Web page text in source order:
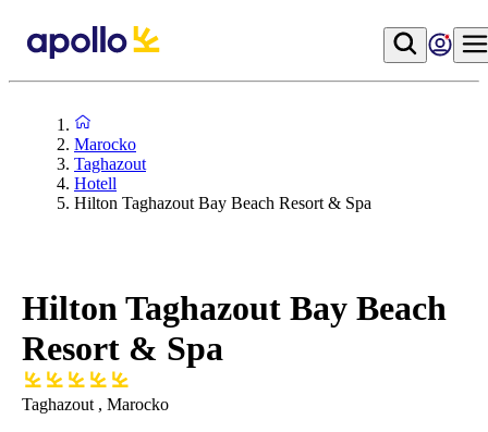
Marocko
Taghazout
Hotell
Hilton Taghazout Bay Beach Resort & Spa
Hilton Taghazout Bay Beach
Resort & Spa
Taghazout , Marocko